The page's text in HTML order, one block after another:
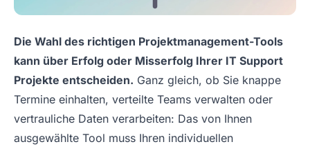
Die Wahl des richtigen Projektmanagement-Tools
kann über Erfolg oder Misserfolg Ihrer IT Support
Projekte entscheiden. Ganz gleich, ob Sie knappe
Termine einhalten, verteilte Teams verwalten oder
vertrauliche Daten verarbeiten: Das von Ihnen
ausgewählte Tool muss Ihren individuellen